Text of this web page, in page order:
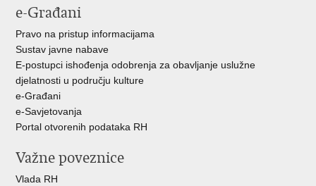
e-Građani
Pravo na pristup informacijama
Sustav javne nabave
E-postupci ishođenja odobrenja za obavljanje uslužne
djelatnosti u području kulture
e-Građani
e-Savjetovanja
Portal otvorenih podataka RH
Važne poveznice
Vlada RH